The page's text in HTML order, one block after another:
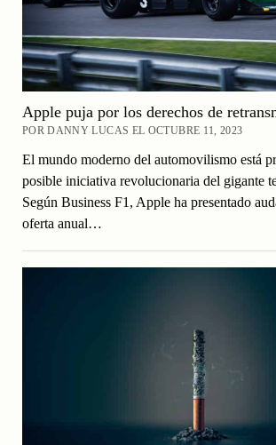
Apple puja por los derechos de
POR DANNY LUCAS EL OCTUBRE 11, 2023
El mundo moderno del automovilismo está
posible iniciativa revolucionaria del gigante
Según Business F1, Apple ha presentado
oferta anual…